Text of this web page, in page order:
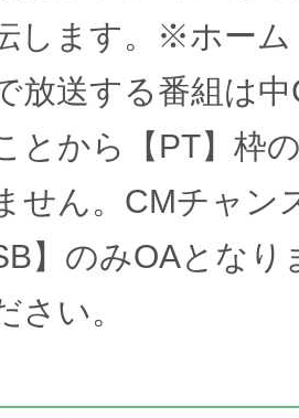
します。※ホー
放送する番組は
とから【PT】枠
せん。CMチャン
】のみOAとな
さい。